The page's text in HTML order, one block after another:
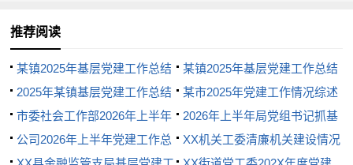
格执行规范选人用人程序，提高选人用人工作制度
化、规范化、科学化水平。
17.严管厚爱激励担当作为。从严从实加强干部日
常监督管理工作，严格落实“凡提四必”的要求，加大
干部任前审核力度，坚决杜绝“带病提拔”情况，开展
骨干人员干部人事档案专审工作和干部政治素质档案
推荐阅读
某镇2025年基层党建工作总结
某镇2025年基层党建工作总结
2025年某镇基层党建工作总结
某市2025年党建工作情况综述
市委社会工作部2026年上半年
抓基层党建工作总结
2026年上半年局党组书记抓基
层党建工作总结
公司2026年上半年党建工作总
XX机关工委清廉机关建设情况